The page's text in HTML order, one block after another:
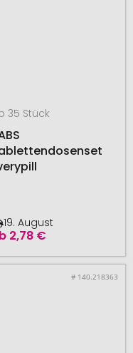
35 Stück
2,78 €
19. August
# 140.218363